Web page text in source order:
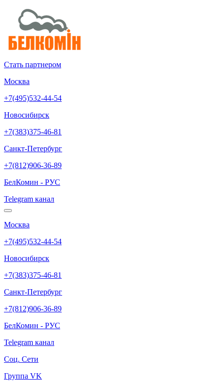
Стать партнером
Москва
+7(495)532-44-54
Новосибирск
+7(383)375-46-81
Санкт-Петербург
+7(812)906-36-89
БелКомин - РУС
Telegram канал
Москва
+7(495)532-44-54
Новосибирск
+7(383)375-46-81
Санкт-Петербург
+7(812)906-36-89
БелКомин - РУС
Telegram канал
Соц. Сети
Группа VK